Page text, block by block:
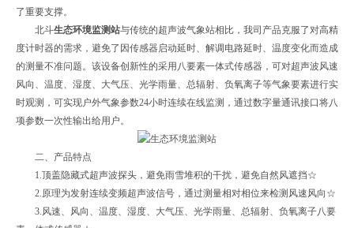
了重要支撑。
北斗生态环境监测站与传统的超声波气象站相比，我司产品克服了对高精
度计时器的需求，避免了因传感器启动延时、解调电路延时、温度变化而造成
的测量不准问题。该设备创新性的采用八要素一体式传感器，可对超声波风速
风向、温度、湿度、大气压、光学雨量、总辐射、负氧离子等气象要素进行实
时观测，可实现户外气象参数24小时连续在线监测，通过数字量通讯接口将八
项参数一次性输出给用户。
二、产品特点
1.顶盖隐藏式超声波探头，避免雨雪堆积的干扰，避免自然风遮挡☆
2.原理为发射连续变频超声波信号，通过测量相对相位来检测风速风向☆
3.风速、风向、温度、湿度、大气压、光学雨量、总辐射、负氧离子八要